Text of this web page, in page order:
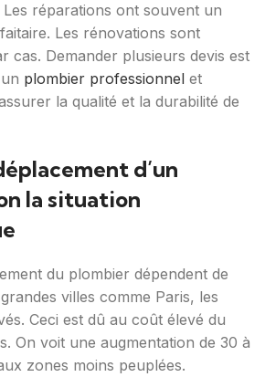
Les réparations ont souvent un
Les rénovations sont
cas. Demander plusieurs devis est
plombier professionnel et
la qualité et la durabilité de
d’un
la situation
du plombier dépendent de
villes comme Paris, les
Ceci est dû au coût élevé du
On voit une augmentation de 30 à
zones moins peuplées.